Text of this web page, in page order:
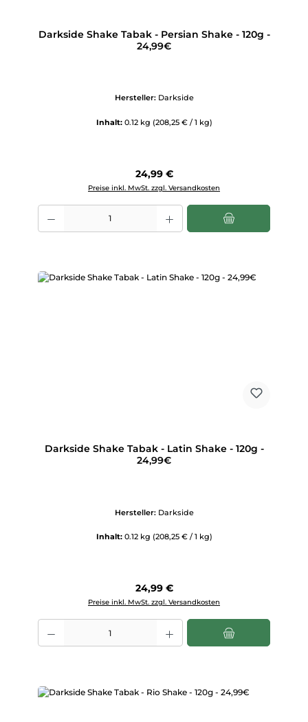
Darkside Shake Tabak - Persian Shake - 120g -
24,99€
Hersteller: Darkside
Inhalt: 0.12 kg (208,25 € / 1 kg)
Regulärer Preis:
24,99 €
Preise inkl. MwSt. zzgl. Versandkosten
Produkt Anzahl: Gib den gewünschten Wert ein oder benutze die
Darkside Shake Tabak - Latin Shake - 120g -
24,99€
Hersteller: Darkside
Inhalt: 0.12 kg (208,25 € / 1 kg)
Regulärer Preis:
24,99 €
Preise inkl. MwSt. zzgl. Versandkosten
Produkt Anzahl: Gib den gewünschten Wert ein oder benutze die